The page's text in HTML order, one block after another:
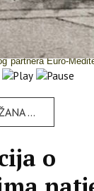
"
vodnim
partnera Euro-
CASTWATER
o